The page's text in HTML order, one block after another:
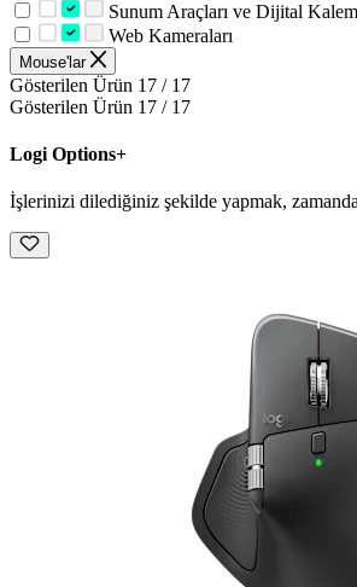
Sunum Araçları ve Dijital
Web Kameraları
Mouse'lar
Gösterilen Ürün 17 / 17
Gösterilen Ürün 17 / 17
Logi Options+
İşlerinizi dilediğiniz şekilde yapmak,